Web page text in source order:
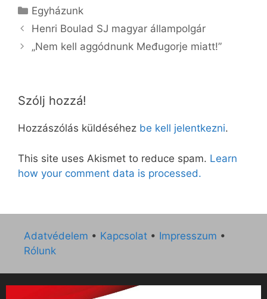
Kategória
Egyházunk
Henri Boulad SJ magyar állampolgár
„Nem kell aggódnunk Međugorje miatt!”
Szólj hozzá!
Hozzászólás küldéséhez be kell jelentkezni.
This site uses Akismet to reduce spam. Learn
how your comment data is processed.
Adatvédelem • Kapcsolat • Impresszum •
Rólunk